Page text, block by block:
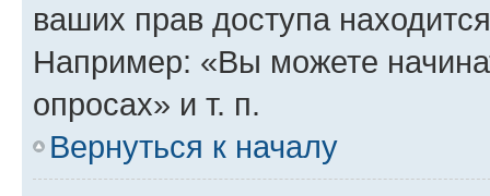
ваших прав доступа
Например: «Вы можете
опросах» и т. п.
Вернуться к началу